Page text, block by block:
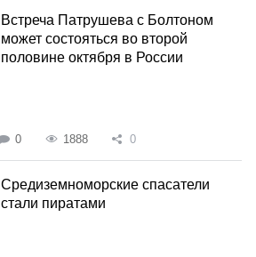
Встреча Патрушева с Болтоном
может состояться во второй
половине октября в России
0 1888 0
Средиземноморские спасатели
стали пиратами